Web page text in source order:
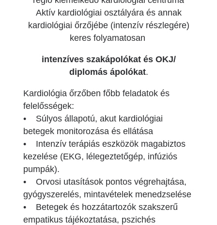
Aktív kardiológiai osztályára és annak
kardiológiai őrzőjébe (intenzív részlegére)
keres folyamatosan
intenzíves szakápolókat és OKJ/
diplomás ápolókat.
Kardiológia őrzőben főbb feladatok és
felelősségek:
• Súlyos állapotú, akut kardiológiai
betegek monitorozása és ellátása
• Intenzív terápiás eszközök magabiztos
kezelése (EKG, lélegeztetőgép, infúziós
pumpák).
• Orvosi utasítások pontos végrehajtása,
gyógyszerelés, mintavételek menedzselése
• Betegek és hozzátartozók szakszerű
empatikus tájékoztatása, pszichés